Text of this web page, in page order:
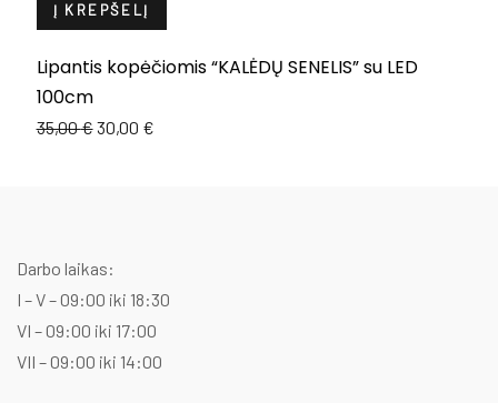
Į KREPŠELĮ
Lipantis kopėčiomis “KALĖDŲ SENELIS” su LED
100cm
35,00€
Original 30,00 €
Current
Darbo laikas:
I – V – 09:00 iki 18:30
VI – 09:00 iki 17:00
VII – 09:00 iki 14:00